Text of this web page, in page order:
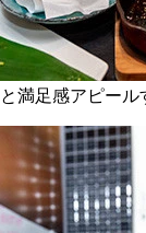
満足感アピール